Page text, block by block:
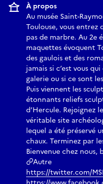
À propos
Au musée Saint-
Toulouse, vous entrez
pas de marbre. Au 2e
maquettes évoquent
des gaulois et des
jamais si c’est vous
galerie ou si ce sont
Puis viennent les
étonnants reliefs
d’Hercule. Rejoignez
véritable site
lequel a été préservé
chaux. Terminez par
Bienvenue chez nous,
Autre
https://twitter.com/